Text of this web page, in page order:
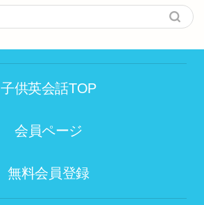
子供英会話TOP
会員ページ
無料会員登録